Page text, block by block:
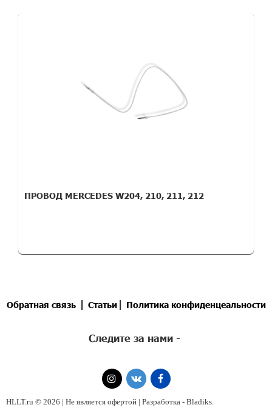
ПРОВОД MERCEDES W204, 210, 211, 212
Обратная связь| Статьи| Политика конфиденцеальности
Следите за нами -
HLLT.ru © 2026 | Не является офертой | Разработка - Bladiks